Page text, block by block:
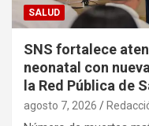
SALUD
SNS fortalece
neonatal con
la Red Pública de
agosto 7, 2026